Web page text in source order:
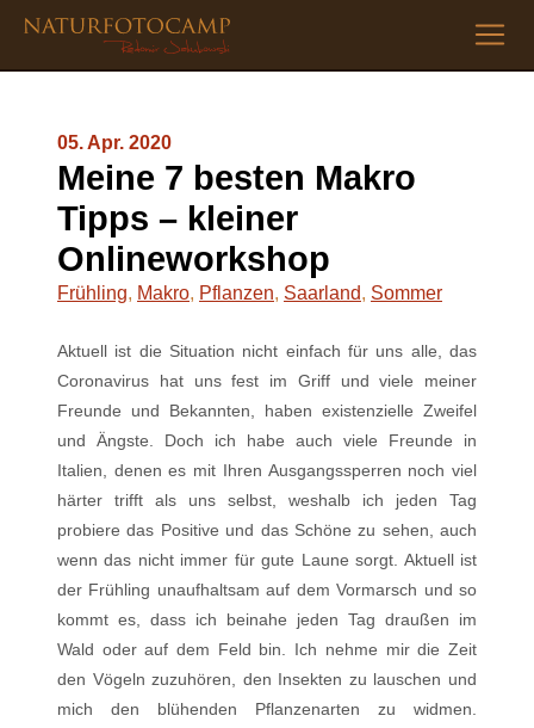
05. Apr. 2020
Meine 7 besten Makro
Tipps – kleiner
Onlineworkshop
Frühling, Makro, Pflanzen, Saarland, Sommer
Aktuell ist die Situation nicht einfach für uns alle, das
Coronavirus hat uns fest im Griff und viele meiner
Freunde und Bekannten, haben existenzielle Zweifel
und Ängste. Doch ich habe auch viele Freunde in
Italien, denen es mit Ihren Ausgangssperren noch viel
härter trifft als uns selbst, weshalb ich jeden Tag
probiere das Positive und das Schöne zu sehen, auch
wenn das nicht immer für gute Laune sorgt. Aktuell ist
der Frühling unaufhaltsam auf dem Vormarsch und so
kommt es, dass ich beinahe jeden Tag draußen im
Wald oder auf dem Feld bin. Ich nehme mir die Zeit
den Vögeln zuzuhören, den Insekten zu lauschen und
mich den blühenden Pflanzenarten zu widmen.